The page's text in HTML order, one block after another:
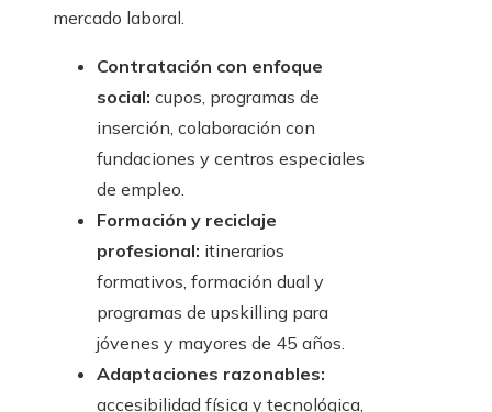
mercado laboral.
Contratación con enfoque
social: cupos, programas de
inserción, colaboración con
fundaciones y centros especiales
de empleo.
Formación y reciclaje
profesional: itinerarios
formativos, formación dual y
programas de upskilling para
jóvenes y mayores de 45 años.
Adaptaciones razonables:
accesibilidad física y tecnológica,